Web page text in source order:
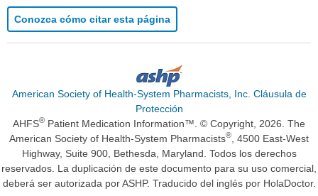
Conozca cómo citar esta página
American Society of Health-System Pharmacists, Inc. Cláusula de
Protección
AHFS® Patient Medication Information™. © Copyright, 2026. The
American Society of Health-System Pharmacists®
, 4500 East-West
Highway, Suite 900, Bethesda, Maryland. Todos los derechos
reservados. La duplicación de este documento para su uso comercial,
deberá ser autorizada por ASHP. Traducido del inglés por HolaDoctor.